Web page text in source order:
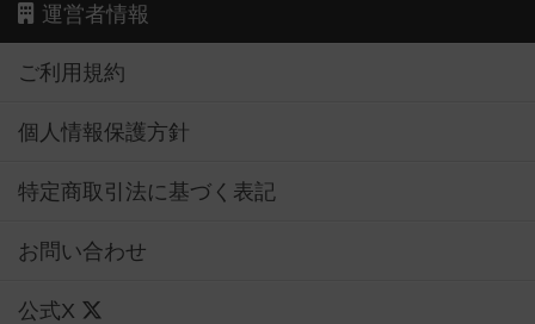
運営者情報
ご利用規約
個人情報保護方針
特定商取引法に基づく表記
お問い合わせ
公式X